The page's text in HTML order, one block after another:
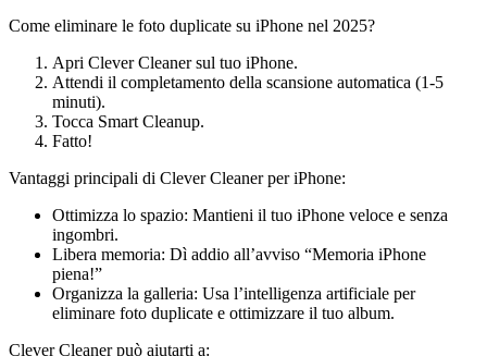
Come eliminare le foto duplicate su iPhone nel 2025?
Apri Clever Cleaner sul tuo iPhone.
Attendi il completamento della scansione automatica (1-5
minuti).
Tocca Smart Cleanup.
Fatto!
Vantaggi principali di Clever Cleaner per iPhone:
Ottimizza lo spazio: Mantieni il tuo iPhone veloce e senza
ingombri.
Libera memoria: Dì addio all’avviso “Memoria iPhone
piena!”
Organizza la galleria: Usa l’intelligenza artificiale per
eliminare foto duplicate e ottimizzare il tuo album.
Clever Cleaner può aiutarti a: